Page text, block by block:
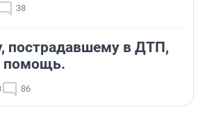
38
пострадавшему в ДТП,
помощь.
86